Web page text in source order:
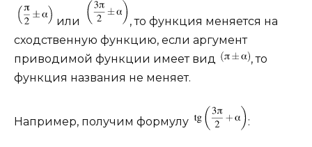
или
, то функция меняется на
сходственную функцию, если аргумент
приводимой функции имеет вид
, то
функция названия не меняет.
Например, получим формулу :